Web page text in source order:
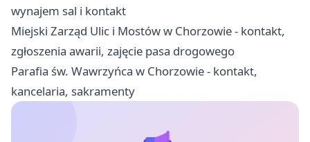
wynajem sal i kontakt
Miejski Zarząd Ulic i Mostów w Chorzowie - kontakt,
zgłoszenia awarii, zajęcie pasa drogowego
Parafia św. Wawrzyńca w Chorzowie - kontakt,
kancelaria, sakramenty